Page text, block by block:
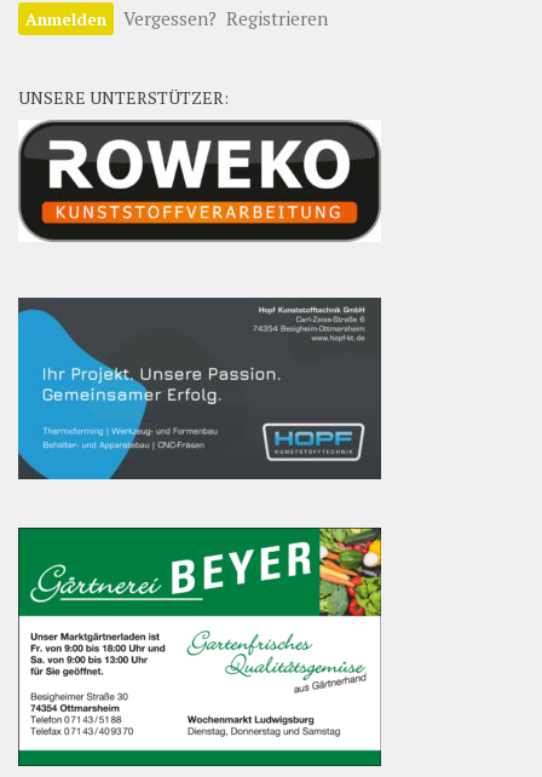
Vergessen? Registrieren
UNSERE UNTERSTÜTZER: